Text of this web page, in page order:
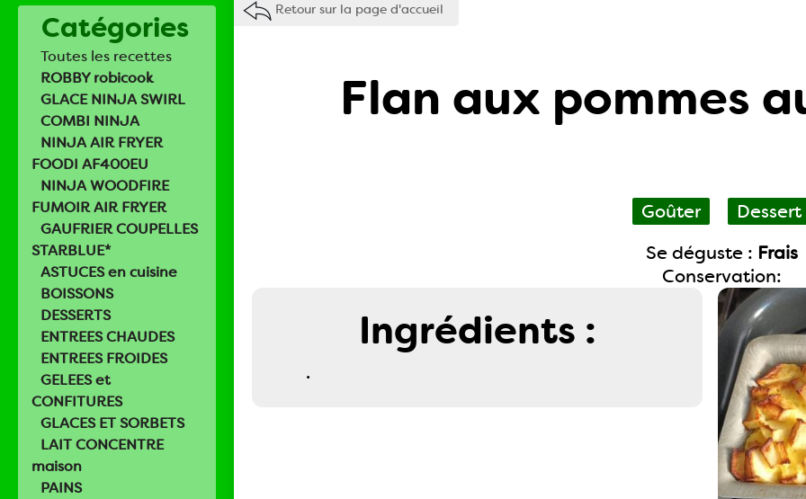
Catégories
Toutes les recettes
ROBBY robicook
GLACE NINJA SWIRL
COMBI NINJA
NINJA AIR FRYER
FOODI AF400EU
NINJA WOODFIRE
FUMOIR AIR FRYER
GAUFRIER COUPELLES
STARBLUE*
ASTUCES en cuisine
BOISSONS
DESSERTS
ENTREES CHAUDES
ENTREES FROIDES
GELEES et
CONFITURES
GLACES ET SORBETS
LAIT CONCENTRE
maison
PAINS
Retour sur la page d'accueil
Flan aux pommes
Goûter
Dessert
Se déguste : Frais
Conservation:
Ingrédients :
.